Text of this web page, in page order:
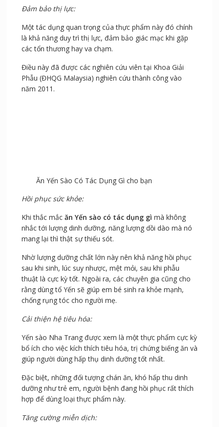
Đảm bảo thị lực:
Một tác dụng quan trọng của thực phẩm này đó chính
là khả năng duy trì thị lực, đảm bảo giác mạc khi gặp
các tổn thương hay va chạm.
Điều này đã được các nghiên cứu viên tại Khoa Giải
Phẫu (ĐHQG Malaysia) nghiên cứu thành công vào
năm 2011.
Ăn Yến Sào Có Tác Dụng Gì cho bạn
Hồi phục sức khỏe:
Khi thắc mắcăn Yến sào có tác dụng gìmà không
nhắc tới lượng dinh dưỡng, năng lượng dồi dào mà nó
mang lại thì thật sự thiếu sót.
Nhờ lượng dưỡng chất lớn này nên khả năng hồi phục
thuật là cực kỳ tốt. Ngoài ra, các chuyên gia cũng cho
rằng dùng tổ Yến sẽ giúp em bé sinh ra khỏe mạnh,
chống rụng tóc cho người mẹ.
Cải thiện hệ tiêu hóa:
Yến sào Nha Trang được xem là một thực phẩm cực kỳ
bổ ích cho việc kích thích tiêu hóa, trị chứng biếng ăn và
giúp người dùng hấp thụ dinh dưỡng tốt nhất.
Đặc biệt, những đối tượng chán ăn, khó hấp thu dinh